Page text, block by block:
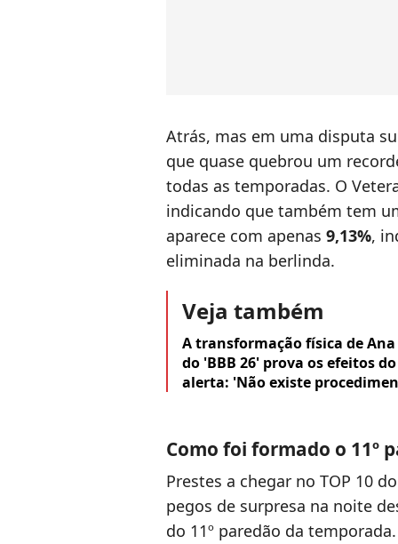
Atrás, mas em uma disputa
que quase quebrou um
todas as temporadas. O
indicando que também tem
aparece com apenas 9,13%,
eliminada na berlinda.
Veja também
A transformação física de
do 'BBB 26' prova os efeitos
alerta: 'Não existe
Como foi formado o 11º
Prestes a chegar no TOP 10
pegos de surpresa na noite
do 11º paredão da